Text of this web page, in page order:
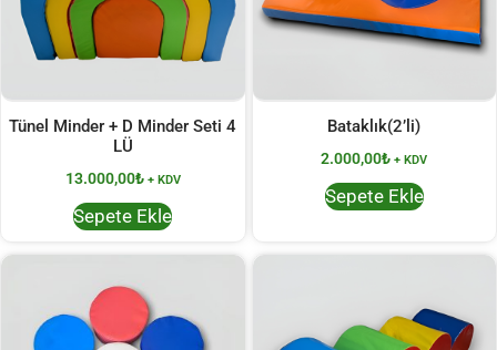
Tünel Minder + D Minder Seti 4
LÜ
13.000,00₺ + KDV
Sepete Ekle
Bataklık(2’li)
2.000,00₺ + KDV
Sepete Ekle